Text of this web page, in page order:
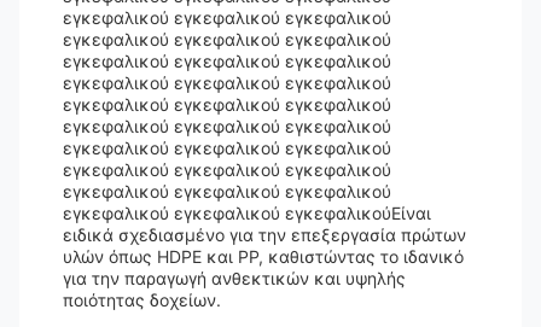
εγκεφαλικού εγκεφαλικού εγκεφαλικού
εγκεφαλικού εγκεφαλικού εγκεφαλικού
εγκεφαλικού εγκεφαλικού εγκεφαλικού
εγκεφαλικού εγκεφαλικού εγκεφαλικού
εγκεφαλικού εγκεφαλικού εγκεφαλικού
εγκεφαλικού εγκεφαλικού εγκεφαλικού
εγκεφαλικού εγκεφαλικού εγκεφαλικού
εγκεφαλικού εγκεφαλικού εγκεφαλικού
εγκεφαλικού εγκεφαλικού εγκεφαλικού
εγκεφαλικού εγκεφαλικού εγκεφαλικούΕίναι
ειδικά σχεδιασμένο για την επεξεργασία πρώτων
υλών όπως HDPE και PP, καθιστώντας το ιδανικό
για την παραγωγή ανθεκτικών και υψηλής
ποιότητας δοχείων.